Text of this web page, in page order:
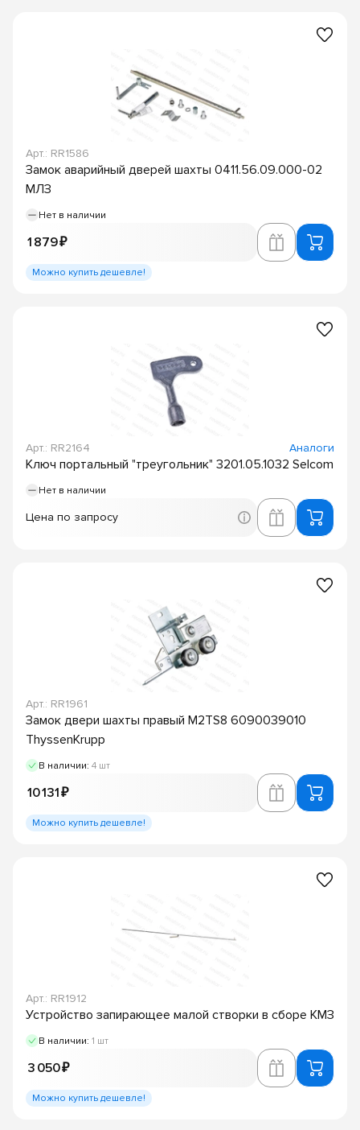
Арт.: RR1586
Замок аварийный дверей шахты 0411.56.09.000-02
МЛЗ
Нет в наличии
1 879 ₽
Можно купить дешевле!
Арт.: RR2164 Аналоги
Ключ портальный "треугольник" 3201.05.1032 Selcom
Нет в наличии
Цена по запросу
Арт.: RR1961
Замок двери шахты правый M2TS8 6090039010
ThyssenKrupp
В наличии: 4 шт
10 131 ₽
Можно купить дешевле!
Арт.: RR1912
Устройство запирающее малой створки в сборе КМЗ
В наличии: 1 шт
3 050 ₽
Можно купить дешевле!